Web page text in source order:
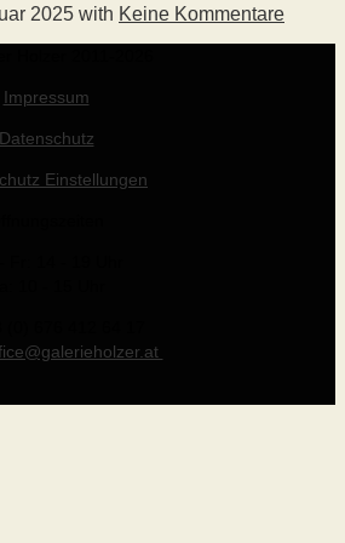
2025 with Keine Kommentare
Impressum
Datenschutz
Einstellungen